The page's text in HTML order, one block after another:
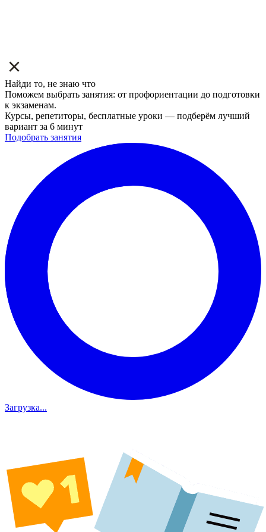
Найди то, не знаю что
Поможем выбрать занятия: от профориентации до подготовки
к экзаменам.
Курсы, репетиторы, бесплатные уроки — подберём лучший
вариант за 6 минут
Подобрать занятия
Загрузка...